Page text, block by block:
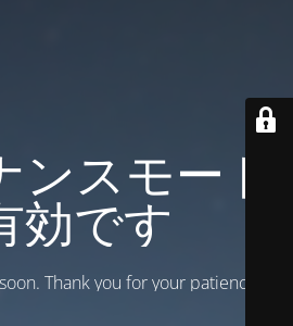
スモード
効です
Thank you for your patience!